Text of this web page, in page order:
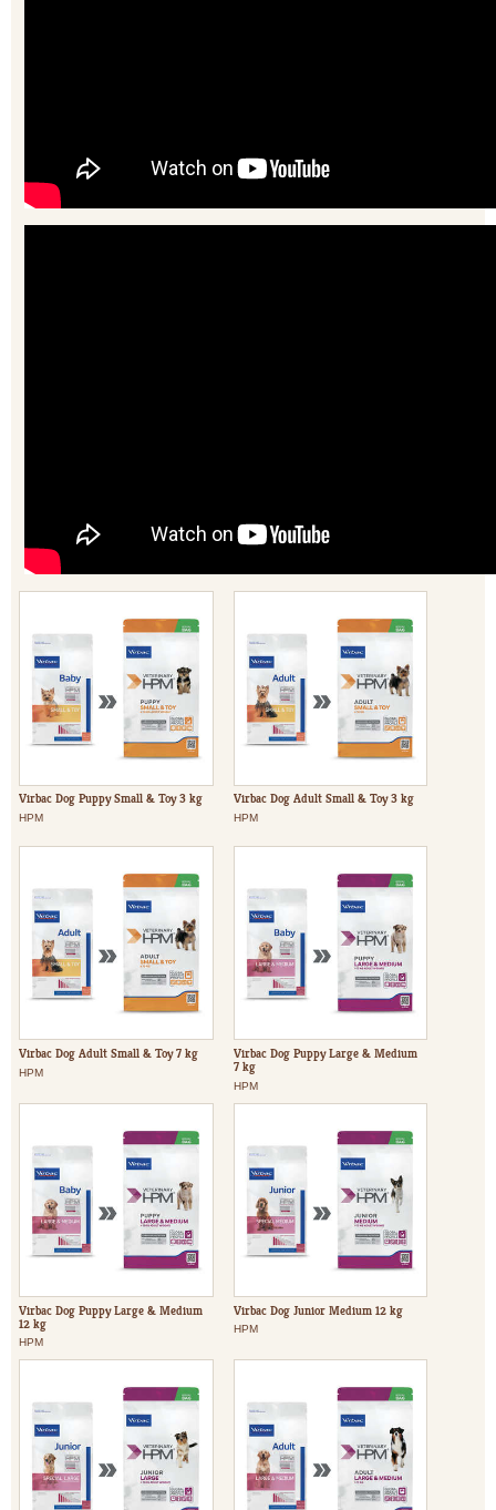
Virbac Dog Puppy Small & Toy 3 kg
HPM
Virbac Dog Adult Small & Toy 3 kg
HPM
Virbac Dog Adult Small & Toy 7 kg
HPM
Virbac Dog Puppy Large & Medium
7 kg
HPM
Virbac Dog Puppy Large & Medium
12 kg
HPM
Virbac Dog Junior Medium 12 kg
HPM